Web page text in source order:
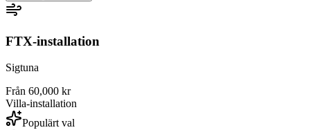
FTX-installation
Sigtuna
Från 60,000 kr
Villa-installation
Populärt val